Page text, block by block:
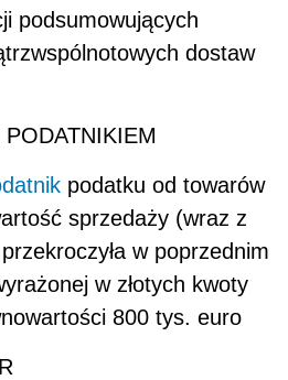
podsumowujących
dostaw
podatku od towarów
sprzedaży (wraz z
w poprzednim
w złotych kwoty
800 tys. euro